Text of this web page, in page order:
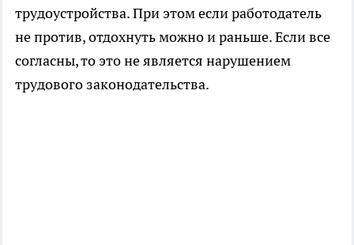
трудоустройства. При этом если работодатель
не против, отдохнуть можно и раньше. Если все
согласны, то это не является нарушением
трудового законодательства.